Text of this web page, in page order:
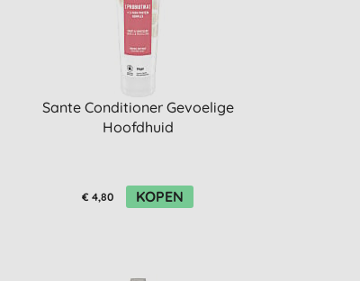
Sante Conditioner Gevoelige
Hoofdhuid
€ 4,80 KOPEN